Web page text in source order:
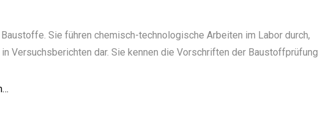
Sie führen chemisch-technologische Arbeiten im Labor durch,
Versuchsberichten dar. Sie kennen die Vorschriften der Baustoffprüfung.